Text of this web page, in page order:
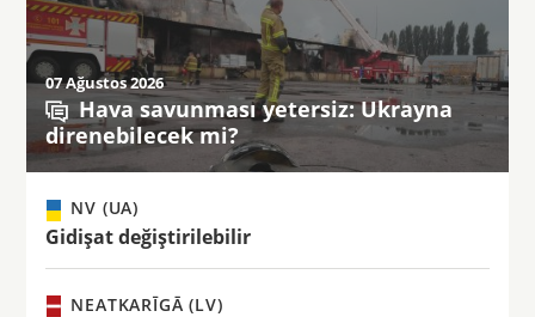
07 Ağustos 2026
Hava savunması yetersiz: Ukrayna
direnebilecek mi?
NV (UA)
Gidişat değiştirilebilir
NEATKARĪGĀ (LV)